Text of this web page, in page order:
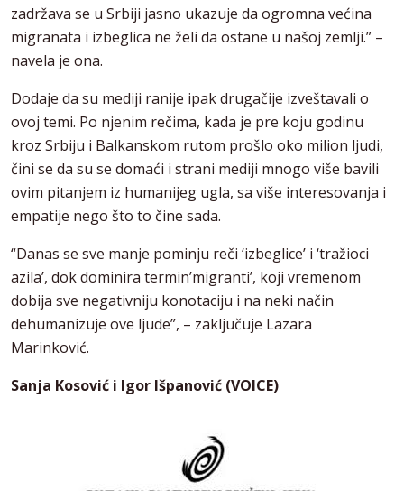
zadržava se u Srbiji jasno ukazuje da ogromna većina
migranata i izbeglica ne želi da ostane u našoj zemlji.” –
navela je ona.
Dodaje da su mediji ranije ipak drugačije izveštavali o
ovoj temi. Po njenim rečima, kada je pre koju godinu
kroz Srbiju i Balkanskom rutom prošlo oko milion ljudi,
čini se da su se domaći i strani mediji mnogo više bavili
ovim pitanjem iz humanijeg ugla, sa više interesovanja i
empatije nego što to čine sada.
“Danas se sve manje pominju reči ‘izbeglice’ i ‘tražioci
azila’, dok dominira termin’migranti’, koji vremenom
dobija sve negativniju konotaciju i na neki način
dehumanizuje ove ljude”, – zaključuje Lazara
Marinković.
Sanja Kosović i Igor Išpanović (VOICE)